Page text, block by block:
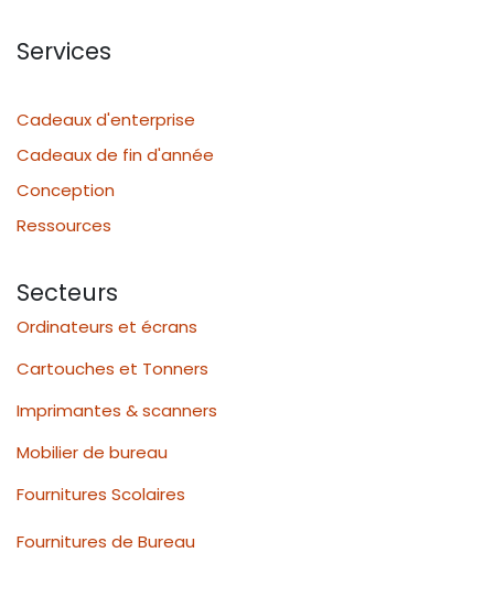
Services
Cadeaux d'enterprise
Cadeaux de fin d'année
Conception
Ressources
Secteurs
Ordinateurs et écrans
Cartouches et Tonners
Imprimantes & scanners
Mobilier de bureau
Fournitures Scolaires
Fournitures de Bureau